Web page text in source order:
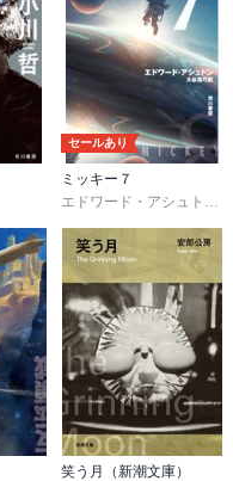
セールあり
ミッキー７
エドワード・アシュトン
笑う月（新潮文庫）